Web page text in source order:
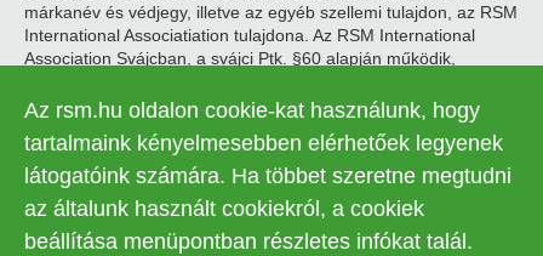
márkanév és védjegy, illetve az egyéb szellemi tulajdon, az RSM
International Associatiation tulajdona. Az RSM International
Association Svájcban, a svájci Ptk. §60 alapján működik,
© 2026 RSM Hungary Zrt. | Minden jog fenntartva
Legal
Adatkezelési tájékoztató
Kapcsolat
Süti beállítások
Az rsm.hu oldalon cookie-kat használunk, hogy
tartalmaink kényelmesebben elérhetőek legyenek
látogatóink számára. Ha többet szeretne megtudni
az általunk használt cookiekról, a cookiek
beállítása menüpontban részletes infókat talál.